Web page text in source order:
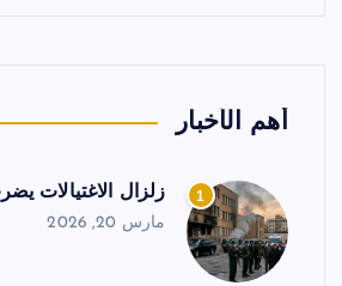
أهم الأخبار
1 زلزال الاغتيالات
مارس 20, 2026